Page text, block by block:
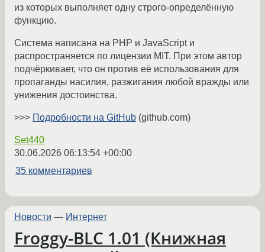
из которых выполняет одну строго-определённую
функцию.
Система написана на PHP и JavaScript и
распространяется по лицензии MIT. При этом автор
подчёркивает, что он против её использования для
пропаганды насилия, разжигания любой вражды или
унижения достоинства.
>>> Подробности на GitHub (github.com)
Set440
30.06.2026 06:13:54 +00:00
35 комментариев
Новости — Интернет
Froggy-BLC 1.01 (Книжная